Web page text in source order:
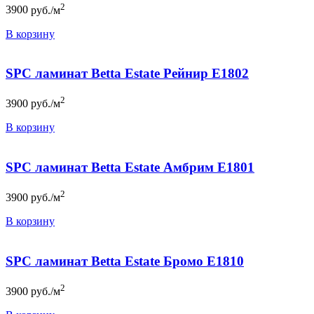
3900 руб./м2
В корзину
SPC ламинат Betta Estate Рейнир E1802
3900 руб./м2
В корзину
SPC ламинат Betta Estate Амбрим E1801
3900 руб./м2
В корзину
SPC ламинат Betta Estate Бромо E1810
3900 руб./м2